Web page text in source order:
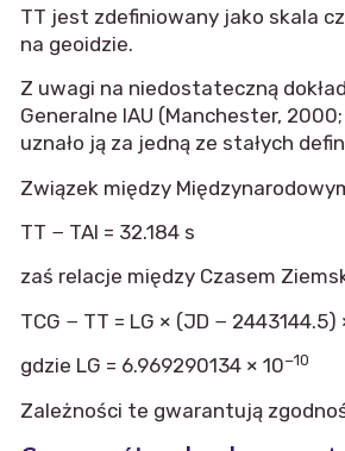
TT jest zdefiniowany jako skala
na geoidzie.
Z uwagi na niedostateczną
Generalne IAU (Manchester,
uznało ją za jedną ze stałych
Związek między
TT − TAI = 32.184 s
zaś relacje między Czasem
TCG − TT = LG × (JD −
gdzie LG = 6.969290134 × 10−10
Zależności te gwarantują